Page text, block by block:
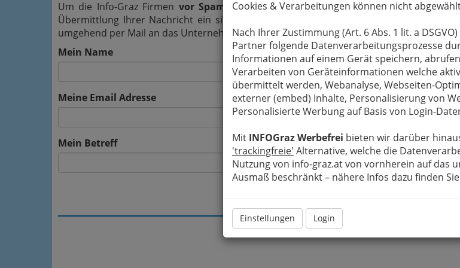
Cookies & Verarbeitungen können nicht
Nach Ihrer Zustimmung (Art. 6 Abs. 1 lit. a
Partner folgende Datenverarbeitungsprozesse
Informationen auf einem Gerät speichern,
Verarbeiten von Geräteinformationen welche
übermittelt werden, Webanalyse, Webseiten-
externer (embed) Inhalte, Personalisierung von
Personalisierte Werbung auf Basis von Login-
Mit INFOGraz Werbefrei bieten wir darüber
'trackingfreie' Alternative, welche die
Nutzung von info-graz.at von vornherein auf das
Ausmaß beschränkt – nähere Infos dazu finden Sie
Einstellungen Login
Um die Info-Graz Firmen vor Spam-Mails zu bewahren, verwenden wir an dieser
Übermittlung Ihrer Nachricht ein sicheres Formular. Ihre Nachricht wird nach dem
umgehend per Mail an das Unternehmen Rene´s Enoteca weitergeleitet.
Mein Name
Meine Email Adresse
Mein Betreff
Meine Nachricht